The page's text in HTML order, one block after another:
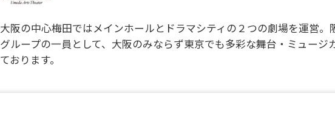
大阪の中心梅田ではメインホールとドラマシティの２つの劇場を運営。
グループの一員として、大阪のみならず東京でも多彩な舞台・ミュージ
ております。